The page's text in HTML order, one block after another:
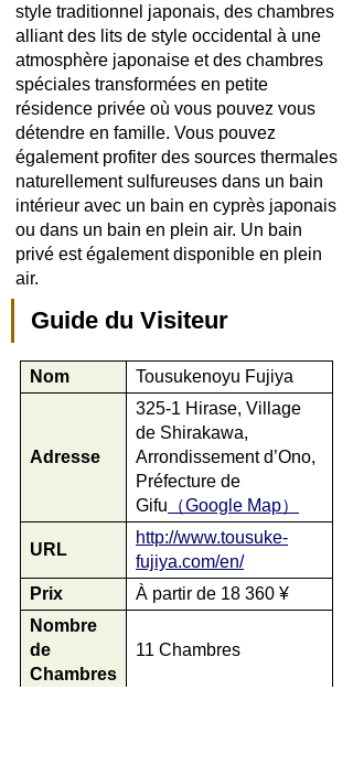
style traditionnel japonais, des chambres
alliant des lits de style occidental à une
atmosphère japonaise et des chambres
spéciales transformées en petite
résidence privée où vous pouvez vous
détendre en famille. Vous pouvez
également profiter des sources thermales
naturellement sulfureuses dans un bain
intérieur avec un bain en cyprès japonais
ou dans un bain en plein air. Un bain
privé est également disponible en plein
air.
Guide du Visiteur
Nom Tousukenoyu Fujiya
Adresse
325-1 Hirase, Village
de Shirakawa,
Arrondissement d’Ono,
Préfecture de
Gifu （Google Map）
URL
http://www.tousuke-
fujiya.com/en/
Prix
À partir de 18 360 ¥
Nombre
de
Chambres
11 Chambres